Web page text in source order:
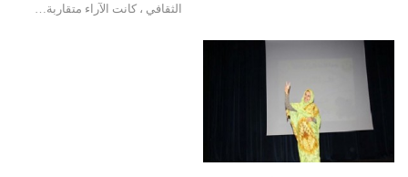
الثقافي ، كانت الآراء متقاربة…